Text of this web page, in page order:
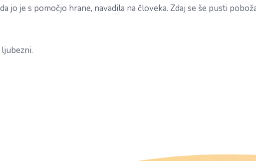
jo je s pomočjo hrane, navadila na človeka. Zdaj se še pusti